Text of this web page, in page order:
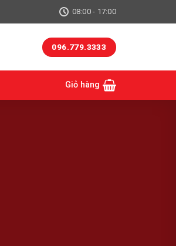
08:00 - 17:00
096.779.3333
Giỏ hàng